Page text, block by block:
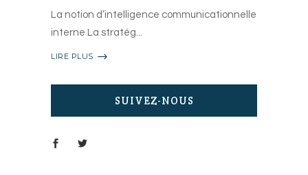
La notion d’intelligence communicationnelle
interne La stratég
LIRE PLUS
SUIVEZ-NOUS